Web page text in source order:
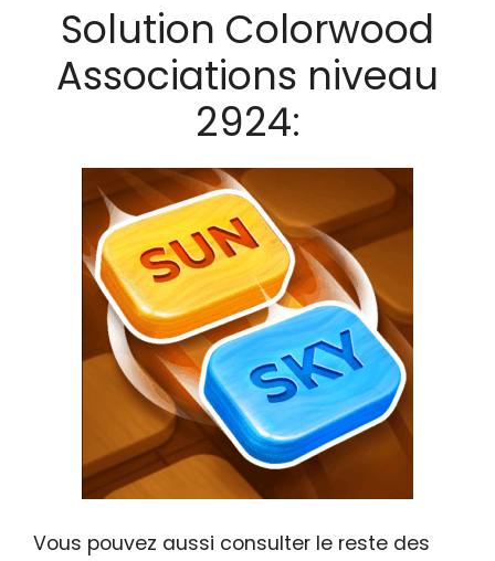
Solution Colorwood
Associations niveau
2924:
Vous pouvez aussi consulter le reste des